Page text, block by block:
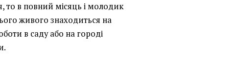
то в повний місяць і молодик
живого знаходиться на
в саду або на городі